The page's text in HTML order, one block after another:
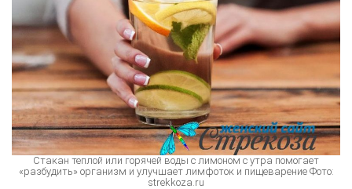
Стакан теплой или горячей воды с лимоном с утра помогает
«разбудить» организм и улучшает лимфоток и пищеварение Фото:
strekkoza.ru